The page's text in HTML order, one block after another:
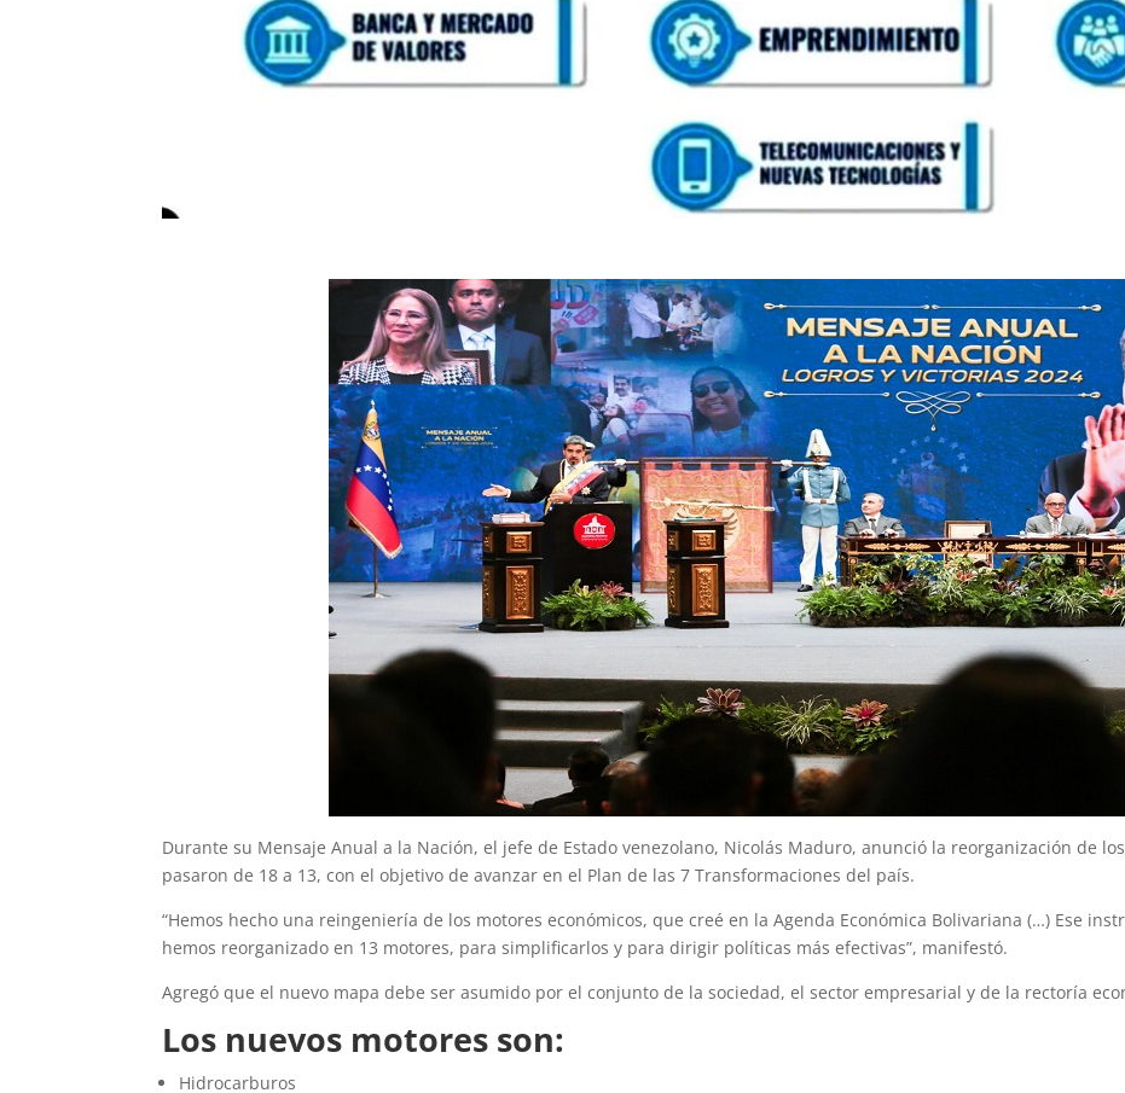
Durante su Mensaje Anual a la Nación, el jefe de Estado venezolano, Nicolás Maduro, anunció la reorganización de
pasaron de 18 a 13, con el objetivo de avanzar en el Plan de las 7 Transformaciones del país.
“Hemos hecho una reingeniería de los motores económicos, que creé en la Agenda Económica Bolivariana (…) Ese
hemos reorganizado en 13 motores, para simplificarlos y para dirigir políticas más efectivas”, manifestó.
Agregó que el nuevo mapa debe ser asumido por el conjunto de la sociedad, el sector empresarial y de la rectoría
Los nuevos motores son:
Hidrocarburos